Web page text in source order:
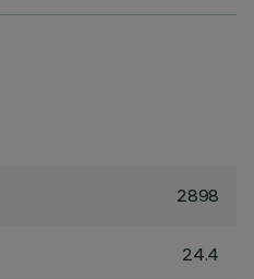
2898
24.4